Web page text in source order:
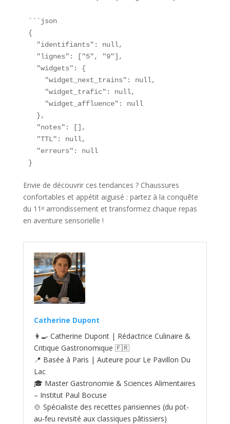
```json
{
  "identifiants": null,
  "lignes": ["5", "9"],
  "widgets": {
    "widget_next_trains": null,
    "widget_trafic": null,
    "widget_affluence": null
  },
  "notes": [],
  "TTL": null,
  "erreurs": null
}
Envie de découvrir ces tendances ? Chaussures
confortables et appétit aiguisé : partez à la conquête
du 11ᵉ arrondissement et transformez chaque repas
en aventure sensorielle !
Catherine Dupont
👩‍🍳 Catherine Dupont | Rédactrice Culinaire &
Critique Gastronomique 🇫🇷
📍 Basée à Paris | Auteure pour Le Pavillon Du
Lac
🎓 Master Gastronomie & Sciences Alimentaires
– Institut Paul Bocuse
🍲 Spécialiste des recettes parisiennes (du pot-
au‑feu revisité aux classiques pâtissiers)